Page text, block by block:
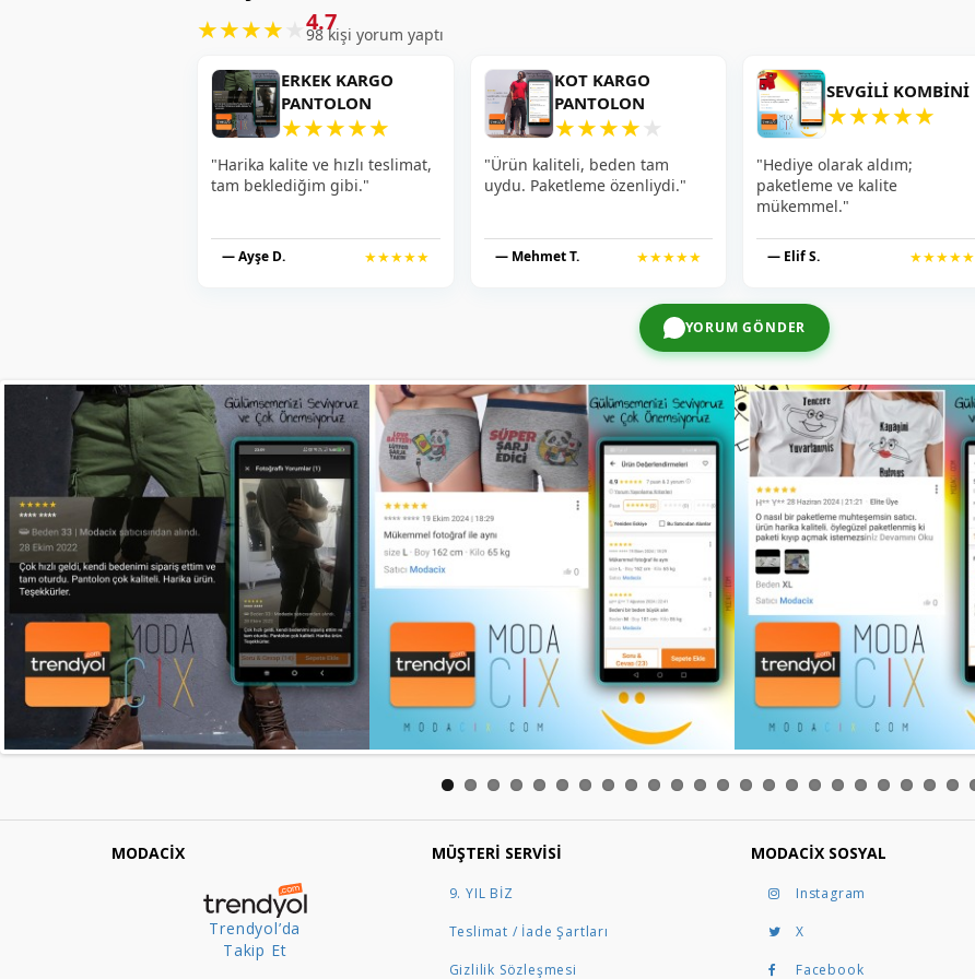
★★★★ 4.7
98 kişi yorum yaptı
ERKEK KARGO
PANTOLON
★★★★★
"Harika kalite ve hızlı teslimat,
tam beklediğim gibi."
— Ayşe D. ★★★★★
KOT KARGO
PANTOLON
★★★★ ★
"Ürün kaliteli, beden tam
uydu. Paketleme özenliydi."
— Mehmet T. ★★★★★
SEVGILI KOMBINI
★★★★★
"Hediye olarak aldım;
paketleme ve kalite
mükemmel."
— Elif S. ★★★★★
YORUM GÖNDER
MODACİX
Trendyol’da
Takip Et
MÜŞTERI SERVISI
9. YIL BİZ
Teslimat / İade Şartları
Gizlilik Sözleşmesi
MODACIX SOSYAL
Instagram
X
Facebook